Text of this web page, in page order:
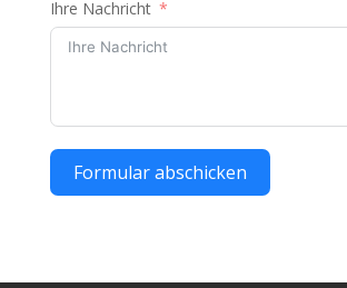
Ihre Nachricht
Formular abschicken